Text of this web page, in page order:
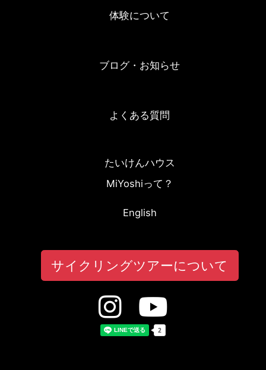
体験について
ブログ・お知らせ
よくある質問
たいけんハウス
MiYoshiって？
English
サイクリングツアーについて